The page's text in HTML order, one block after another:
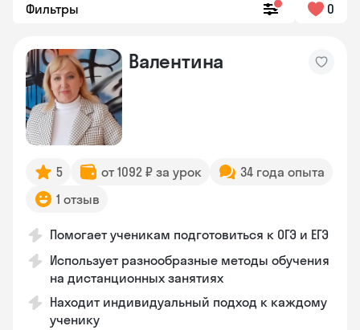
Фильтры 0
Валентина
5 от 1092 ₽ за урок
34 года опыта
1 отзыв
Помогает ученикам подготовиться к ОГЭ и ЕГЭ
Использует разнообразные методы обучения
на дистанционных занятиях
Находит индивидуальный подход к каждому
ученику